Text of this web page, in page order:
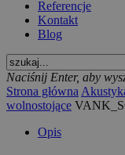
Referencje
Kontakt
Blog
Naciśnij Enter, aby
Strona główna
wolnostojące
Opis